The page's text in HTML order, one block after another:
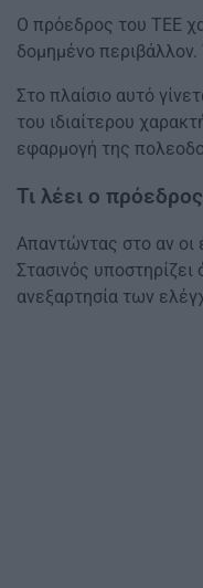
Ο πρόεδρος του ΤΕΕ
δομημένο
Στο πλαίσιο αυτό
του ιδιαίτερου
εφαρμογή της
Τι λέει ο
Απαντώντας στο αν οι
Στασινός
ανεξαρτησία των